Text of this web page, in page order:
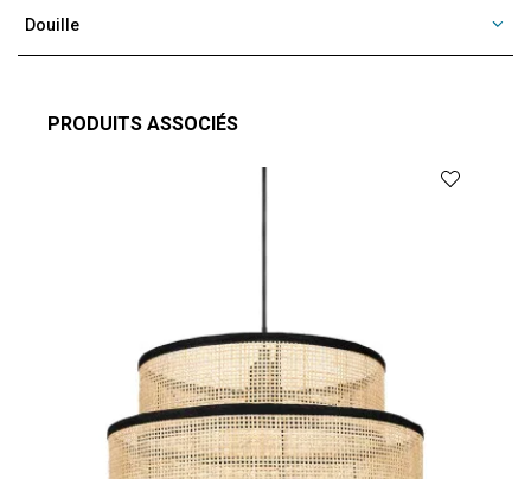
Douille
PRODUITS ASSOCIÉS